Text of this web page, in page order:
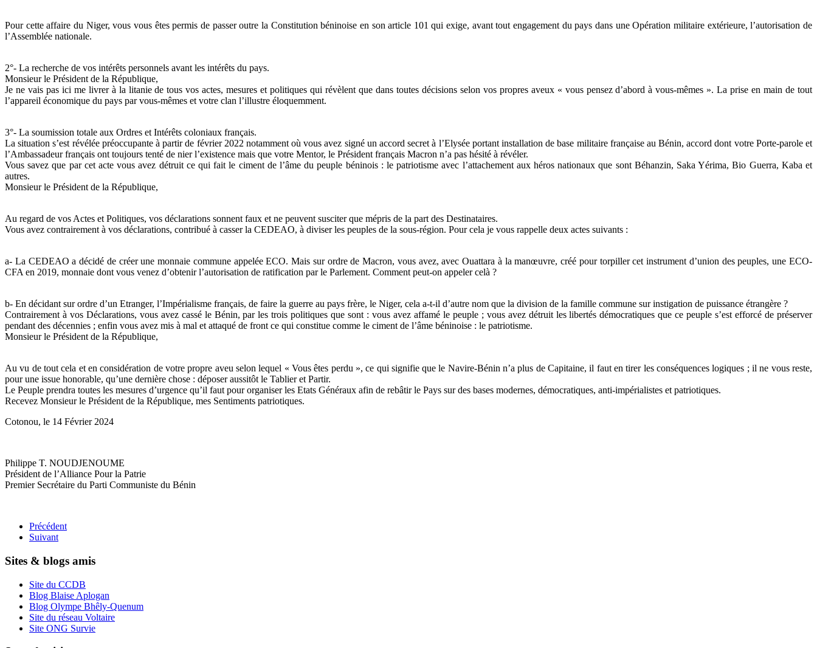
Pour cette affaire du Niger, vous vous êtes permis de passer outre la Constitution béninoise en son article 101 qui exige, avant tout engagement du pays dans une Opération militaire extérieure, l’autorisation de
l’Assemblée nationale.
2°- La recherche de vos intérêts personnels avant les intérêts du pays.
Monsieur le Président de la République,
Je ne vais pas ici me livrer à la litanie de tous vos actes, mesures et politiques qui révèlent que dans toutes décisions selon vos propres aveux « vous pensez d’abord à vous-mêmes ». La prise en main de tout
l’appareil économique du pays par vous-mêmes et votre clan l’illustre éloquemment.
3°- La soumission totale aux Ordres et Intérêts coloniaux français.
La situation s’est révélée préoccupante à partir de février 2022 notamment où vous avez signé un accord secret à l’Elysée portant installation de base militaire française au Bénin, accord dont votre Porte-parole et
l’Ambassadeur français ont toujours tenté de nier l’existence mais que votre Mentor, le Président français Macron n’a pas hésité à révéler.
Vous savez que par cet acte vous avez détruit ce qui fait le ciment de l’âme du peuple béninois : le patriotisme avec l’attachement aux héros nationaux que sont Béhanzin, Saka Yérima, Bio Guerra, Kaba et
autres.
Monsieur le Président de la République,
Au regard de vos Actes et Politiques, vos déclarations sonnent faux et ne peuvent susciter que mépris de la part des Destinataires.
Vous avez contrairement à vos déclarations, contribué à casser la CEDEAO, à diviser les peuples de la sous-région. Pour cela je vous rappelle deux actes suivants :
a- La CEDEAO a décidé de créer une monnaie commune appelée ECO. Mais sur ordre de Macron, vous avez, avec Ouattara à la manœuvre, créé pour torpiller cet instrument d’union des peuples, une ECO-
CFA en 2019, monnaie dont vous venez d’obtenir l’autorisation de ratification par le Parlement. Comment peut-on appeler celà ?
b- En décidant sur ordre d’un Etranger, l’Impérialisme français, de faire la guerre au pays frère, le Niger, cela a-t-il d’autre nom que la division de la famille commune sur instigation de puissance étrangère ?
Contrairement à vos Déclarations, vous avez cassé le Bénin, par les trois politiques que sont : vous avez affamé le peuple ; vous avez détruit les libertés démocratiques que ce peuple s’est efforcé de préserver
pendant des décennies ; enfin vous avez mis à mal et attaqué de front ce qui constitue comme le ciment de l’âme béninoise : le patriotisme.
Monsieur le Président de la République,
Au vu de tout cela et en considération de votre propre aveu selon lequel « Vous êtes perdu », ce qui signifie que le Navire-Bénin n’a plus de Capitaine, il faut en tirer les conséquences logiques ; il ne vous reste,
pour une issue honorable, qu’une dernière chose : déposer aussitôt le Tablier et Partir.
Le Peuple prendra toutes les mesures d’urgence qu’il faut pour organiser les Etats Généraux afin de rebâtir le Pays sur des bases modernes, démocratiques, anti-impérialistes et patriotiques.
Recevez Monsieur le Président de la République, mes Sentiments patriotiques.
Cotonou, le 14 Février 2024
Philippe T. NOUDJENOUME
Président de l’Alliance Pour la Patrie
Premier Secrétaire du Parti Communiste du Bénin
Précédent
Suivant
Sites & blogs amis
Site du CCDB
Blog Blaise Aplogan
Blog Olympe Bhêly-Quenum
Site du réseau Voltaire
Site ONG Survie